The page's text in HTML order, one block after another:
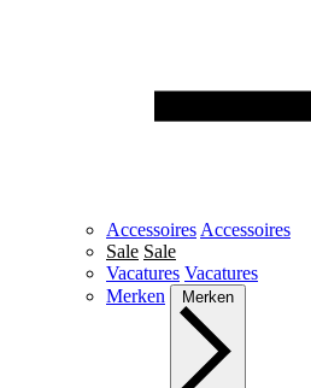
Accessoires Accessoires
Sale Sale
Vacatures Vacatures
Merken
Merken